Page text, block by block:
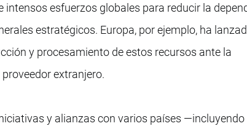
intensos esfuerzos globales para reducir la
estratégicos. Europa, por ejemplo, ha
y procesamiento de estos recursos ante la
extranjero.
y alianzas con varios países —incluyendo